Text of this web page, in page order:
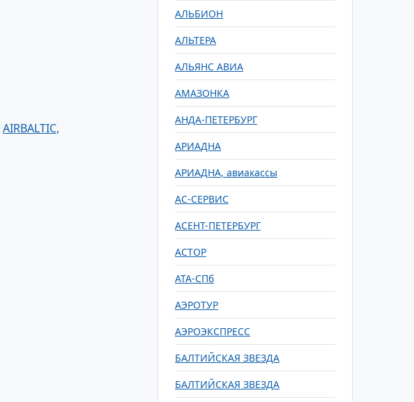
AIRBALTIC,
АЛЬБИОН
АЛЬТЕРА
АЛЬЯНС АВИА
АМАЗОНКА
АНДА-ПЕТЕРБУРГ
АРИАДНА
АРИАДНА, авиакассы
АС-СЕРВИС
АСЕНТ-ПЕТЕРБУРГ
АСТОР
АТА-СПб
АЭРОТУР
АЭРОЭКСПРЕСС
БАЛТИЙСКАЯ ЗВЕЗДА
БАЛТИЙСКАЯ ЗВЕЗДА